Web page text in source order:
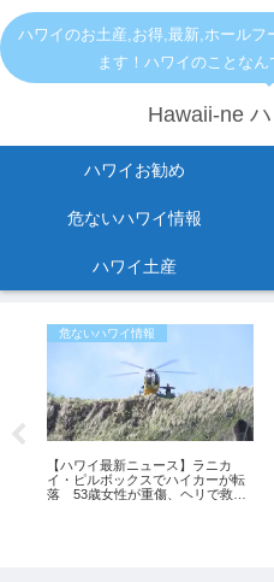
ハワイのお土産,お得,最新,ホール
ます！ハワイのことなん
Hawaii-ne
ハワイお勧め
危ないハワイ情報
ハワイ土産
危ないハワイ情報
【ハワイ最新ニュース】ラニカ
イ・ピルボックスでハイカーが転
落 53歳女性が重傷、ヘリで救助